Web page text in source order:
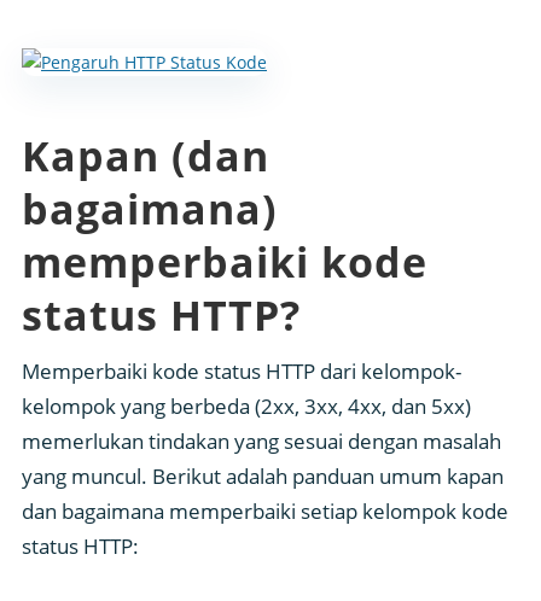
Kapan (dan
bagaimana)
memperbaiki kode
status HTTP?
Memperbaiki kode status HTTP dari kelompok-
kelompok yang berbeda (2xx, 3xx, 4xx, dan 5xx)
memerlukan tindakan yang sesuai dengan masalah
yang muncul. Berikut adalah panduan umum kapan
dan bagaimana memperbaiki setiap kelompok kode
status HTTP: